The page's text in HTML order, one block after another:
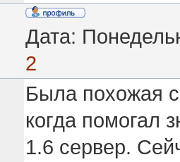
Дата:
2
Была похожая
когда помогал
1.6 сервер.